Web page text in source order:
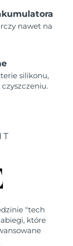
nawet na
silikonu,
"tech
które